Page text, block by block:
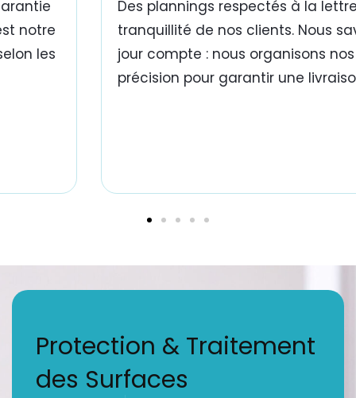
notre
les
Des plannings respectés à la
tranquillité de nos clients. Nous
jour compte : nous organisons
précision pour garantir une
Protection & Traitement
des Surfaces